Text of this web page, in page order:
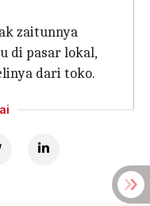
zaitunnya
di pasar lokal,
dari toko.